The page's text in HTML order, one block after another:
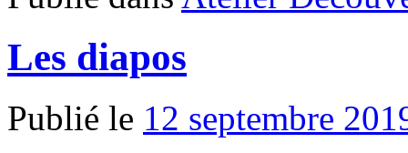
Les diapos
Publié le 12 septembre